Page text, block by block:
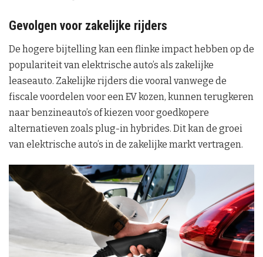
Gevolgen voor zakelijke rijders
De hogere bijtelling kan een flinke impact hebben op de
populariteit van elektrische auto’s als zakelijke
leaseauto. Zakelijke rijders die vooral vanwege de
fiscale voordelen voor een EV kozen, kunnen terugkeren
naar benzineauto’s of kiezen voor goedkopere
alternatieven zoals plug-in hybrides. Dit kan de groei
van elektrische auto’s in de zakelijke markt vertragen.